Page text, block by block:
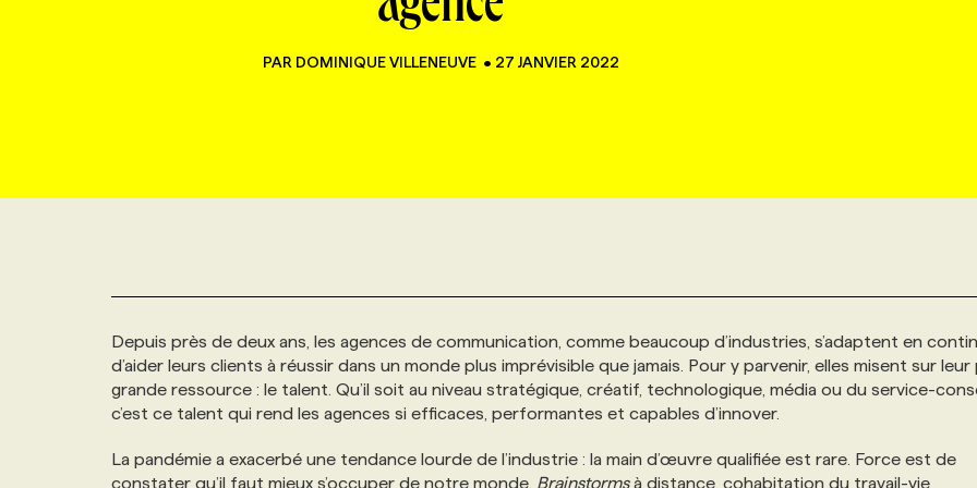
TENDANCES
ÉVÉNEMENTIEL
ANNONCEZ AVEC NOUS
NOS FORMATEUR‧RICES
NOS EXPERTISES
PAR DOMINIQUE VILLENEUVE • 27 JANVIER 2022
Depuis près de deux ans, les agences de communication, comme beaucoup d’industries, s’adaptent en
d’aider leurs clients à réussir dans un monde plus imprévisible que jamais. Pour y parvenir, elles misent sur leur
grande ressource : le talent. Qu’il soit au niveau stratégique, créatif, technologique, média ou du service-
c’est ce talent qui rend les agences si efficaces, performantes et capables d’innover.
La pandémie a exacerbé une tendance lourde de l’industrie : la main d’œuvre qualifiée est rare. Force est de
constater qu’il faut mieux s’occuper de notre monde. Brainstormsà distance, cohabitation du travail-vie